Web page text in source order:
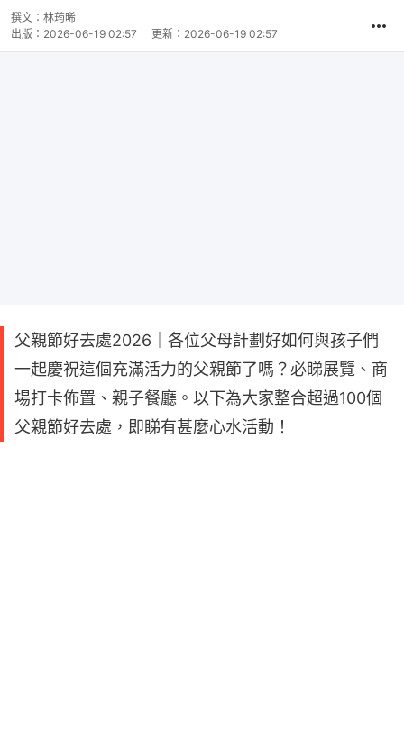
撰文： 林荺晞
出版： 2026-06-19 02:57 更新： 2026-06-19 02:57
父親節好去處2026｜各位父母計劃好如何與孩子們
一起慶祝這個充滿活力的父親節了嗎？必睇展覽、商
場打卡佈置、親子餐廳。以下為大家整合超過100個
父親節好去處，即睇有甚麼心水活動！